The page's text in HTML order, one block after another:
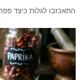
התאכזבו לגלות כיצד